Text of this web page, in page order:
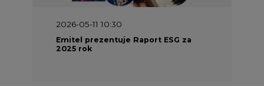
2026-05-11 10:30
Emitel prezentuje Raport ESG za
2025 rok